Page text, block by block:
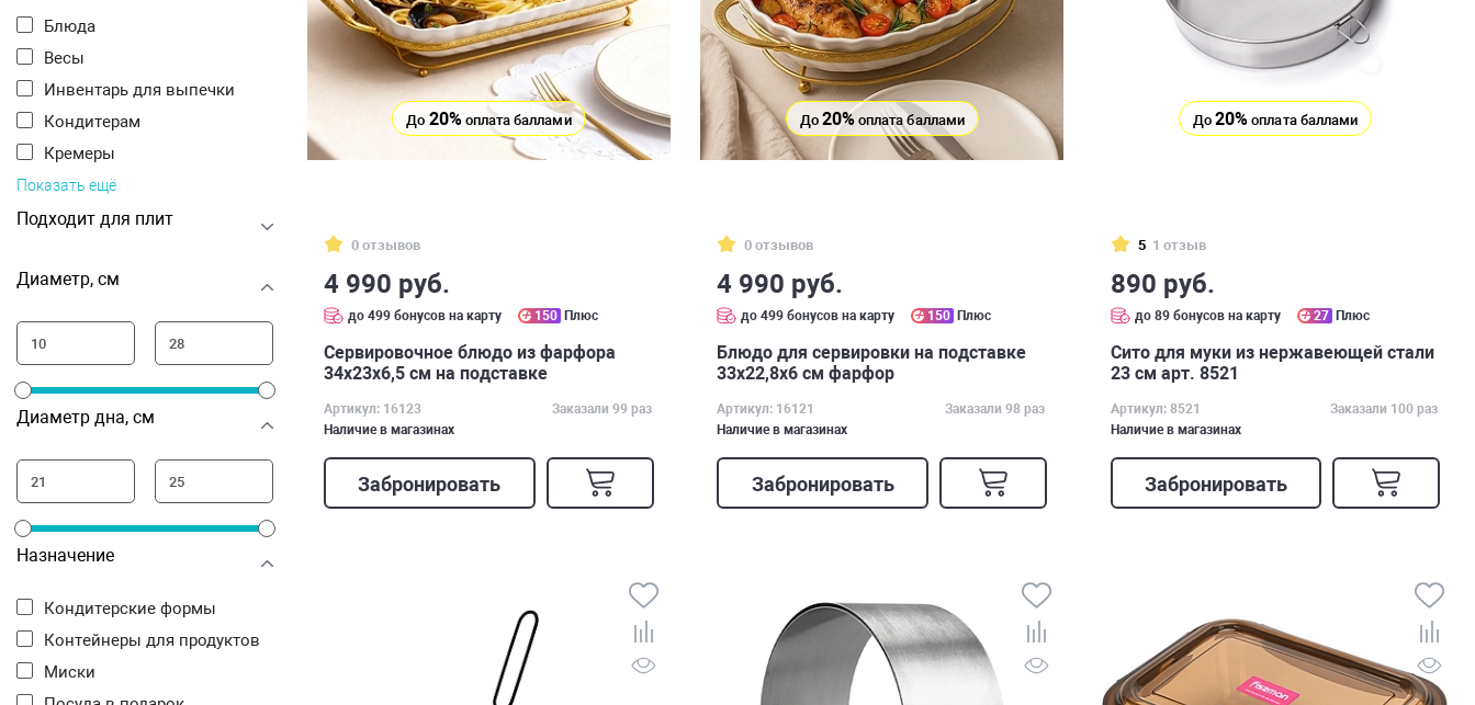
Блюда
Весы
Инвентарь для выпечки
Кондитерам
Кремеры
Показать ещё
Подходит для плит
Диаметр, см
Диаметр дна, см
Назначение
Кондитерские формы
Контейнеры для продуктов
Миски
До 20%оплата баллами
0 отзывов
4 990 руб.
до 499 бонусов на карту 150 Плюс
Cервировочное блюдо из фарфора
34х23х6,5 см на подставке
Артикул: 16123
Заказали 99 раз
Наличие в магазинах
Забронировать
До 20% оплата баллами
0 отзывов
4 990 руб.
до 499 бонусов на карту 150 Плюс
Блюдо для сервировки на подставке
33х22,8х6 см фарфор
Артикул: 16121
Заказали 98 раз
Наличие в магазинах
Забронировать
До20% оплата баллами
5 1 отзыв
890 руб.
до 89 бонусов на карту 27 Плюс
Сито для муки из нержавеющей стали
23 см арт. 8521
Артикул: 8521
Заказали 100 раз
Наличие в магазинах
Забронировать